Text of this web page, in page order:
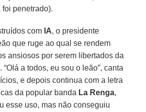
penetrado).
com IA, o presidente
que ruge ao qual se rendem
ansiosos por serem libertados da
a todos, eu sou o leão”, canta
e depois continua com a letra
da popular banda La Renga,
esse uso, mas não conseguiu